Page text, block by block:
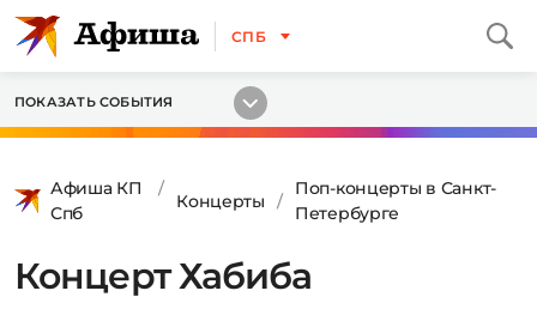
СПБ
ПОКАЗАТЬ СОБЫТИЯ
Афиша КП
Спб
Концерты
Поп-концерты в Санкт-
Петербурге
Концерт Хабиба